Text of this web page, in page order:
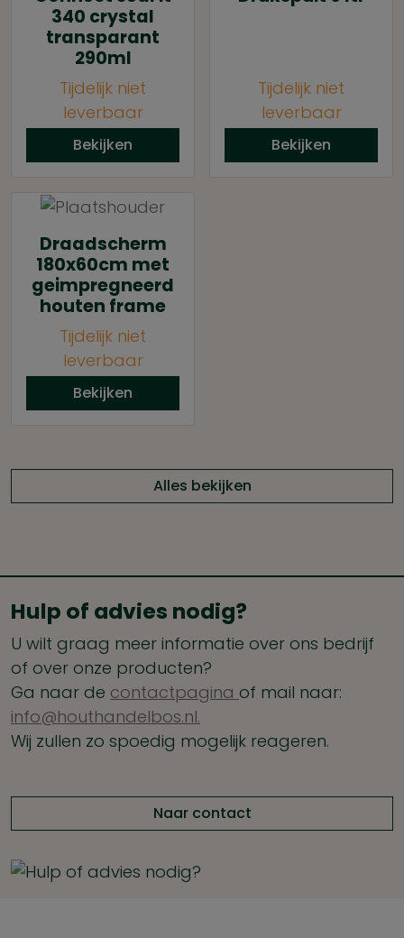
340 crystal
transparant
290ml
Tijdelijk niet
leverbaar
Bekijken
Tijdelijk niet
leverbaar
Bekijken
Draadscherm
180x60cm met
geimpregneerd
houten frame
Tijdelijk niet
leverbaar
Bekijken
Alles bekijken
Hulp of advies nodig?
U wilt graag meer informatie over ons bedrijf
of over onze producten?
Ga naar de contactpagina of mail naar:
info@houthandelbos.nl.
Wij zullen zo spoedig mogelijk reageren.
Naar contact